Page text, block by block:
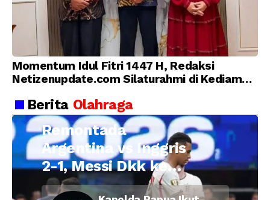
Momentum Idul Fitri 1447 H, Redaksi
Netizenupdate.com Silaturahmi di Kediaman
Berita Olahraga
Remontada
Argentina vs Inggris
2-1, Messi Dkk ke
Final Piala Dunia